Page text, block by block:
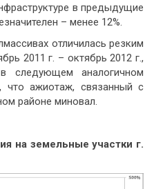
в предыдущие
– менее 12%.
отличилась резким
2011 г. – октябрь 2012 г.,
следующем аналогичном
что ажиотаж, связанный с
районе миновал.
на земельные участки г.